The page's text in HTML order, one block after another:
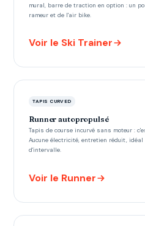
mural, barre de traction en option : un
rameur et de l'air bike.
Voir le Ski Trainer
TAPIS CURVED
Runner autopropulsé
Tapis de course incurvé sans moteur :
Aucune électricité, entretien réduit,
d'intervalle.
Voir le Runner